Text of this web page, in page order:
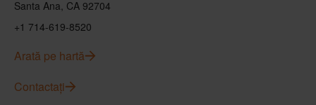
Santa Ana, CA 92704
+1 714-619-8520
Arată pe hartă
Contactați